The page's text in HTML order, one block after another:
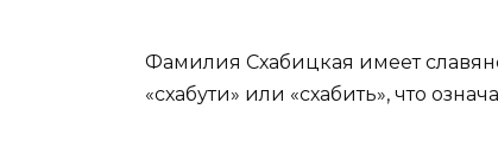
Фамилия Схабицкая имеет
«схабути» или «схабить», что